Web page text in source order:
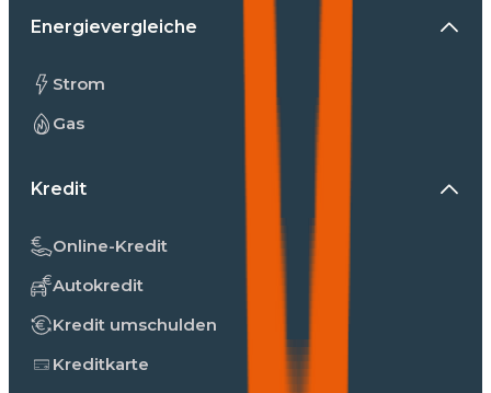
Energievergleiche
Strom
Gas
Kredit
Online-Kredit
Autokredit
Kredit umschulden
Kreditkarte